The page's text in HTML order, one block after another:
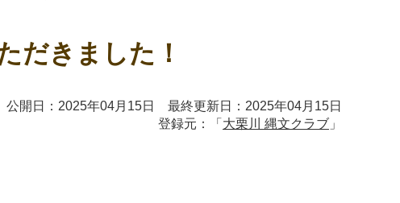
だきました！
公開日：2025年04月15日 最終更新日：2025年04月15日
登録元：「 大栗川 縄文クラブ 」